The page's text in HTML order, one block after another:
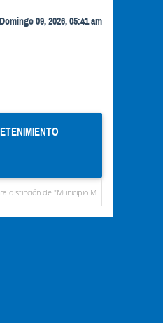
09, 2026, 05:41 am
Modelo de Venezuela" otorgada por el